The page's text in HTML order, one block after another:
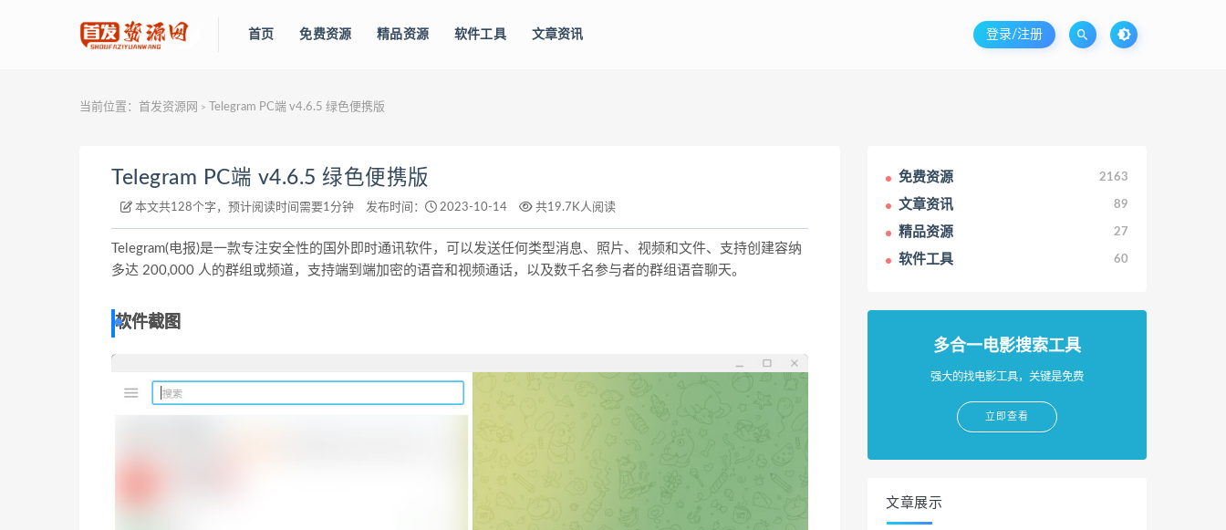
首页 免费资源 精品资源 软件工具 文章资讯 登录/注册
当前位置： 首发资源网 > Telegram PC端 v4.6.5 绿色便携版
Telegram PC端 v4.6.5 绿色便携版
本文共128个字，预计阅读时间需要1分钟 发布时间： 2023-10-14 共19.7K人阅读
Telegram(电报)是一款专注安全性的国外即时通讯软件，可以发送任何类型消息、照片、视频和文件、支持创建容纳
多达 200,000 人的群组或频道，支持端到端加密的语音和视频通话，以及数千名参与者的群组语音聊天。
软件截图
免费资源 2163
文章资讯 89
精品资源 27
软件工具 60
多合一电影搜索工具
强大的找电影工具，关键是免费
立即查看
文章展示